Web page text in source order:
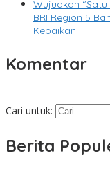
Wujudkan “Satu
BRI Region 5
Kebaikan
Komentar
Cari untuk:
Berita